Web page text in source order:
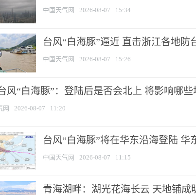
中国天气网 2026-08-07 15:34
台风“白海豚”逼近 直击浙江各地防
中国天气网 2026-08-07 15:26
风“白海豚”：登陆后是否会北上 将影响哪些
网 2026-08-07 11:20
台风“白海豚”将在华东沿海登陆 华
中国天气网 2026-08-07 11:15
青海湖畔：湖光花海长云 天地铺成